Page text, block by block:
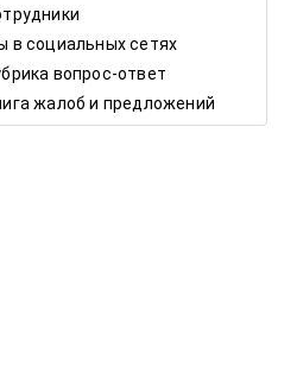
в социальных сетях
вопрос-ответ
жалоб и предложений